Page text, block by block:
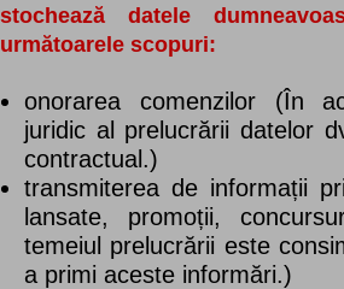
stochează datele
următoarele scopuri:
onorarea comenzilor (În
juridic al prelucrării datelor
contractual.)
transmiterea de informații
lansate, promoții,
temeiul prelucrării este
a primi aceste informări.)